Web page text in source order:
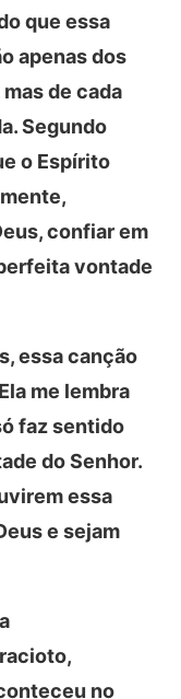
que essa
apenas dos
de cada
Segundo
o Espírito
confiar em
vontade
essa canção
me lembra
faz sentido
do Senhor.
essa
e sejam
no